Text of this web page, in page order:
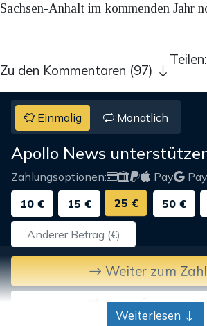
Sachsen-Anhalt im kommenden Jahr
Teilen:
Zu den Kommentaren (97)
Einmalig Monatlich
Apollo News
Zahlungsoptionen: Pay
Pay
10 €
15 € 25 € 50 €
Weiter zum
Bank-
Weiterlesen